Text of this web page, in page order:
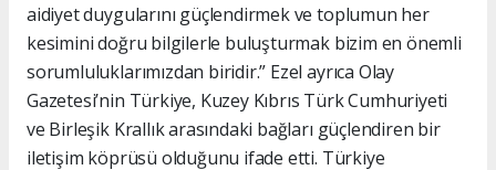
aidiyet duygularını güçlendirmek ve toplumun her
kesimini doğru bilgilerle buluşturmak bizim en önemli
sorumluluklarımızdan biridir.” Ezel ayrıca Olay
Gazetesi’nin Türkiye, Kuzey Kıbrıs Türk Cumhuriyeti
ve Birleşik Krallık arasındaki bağları güçlendiren bir
iletişim köprüsü olduğunu ifade etti. Türkiye